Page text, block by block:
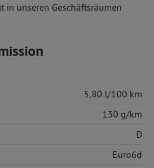
in unseren Geschäftsräumen
5,80 l/100 km
130 g/km
D
Euro6d